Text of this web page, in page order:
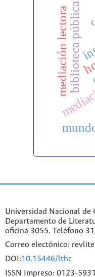
biblioteca pública
mediación lectora
Universidad Nacional de
Departamento de
oficina 3055. Teléfono
Correo electónico:
DOI:10.15446/lthc
ISSN Impreso: 0123-5931